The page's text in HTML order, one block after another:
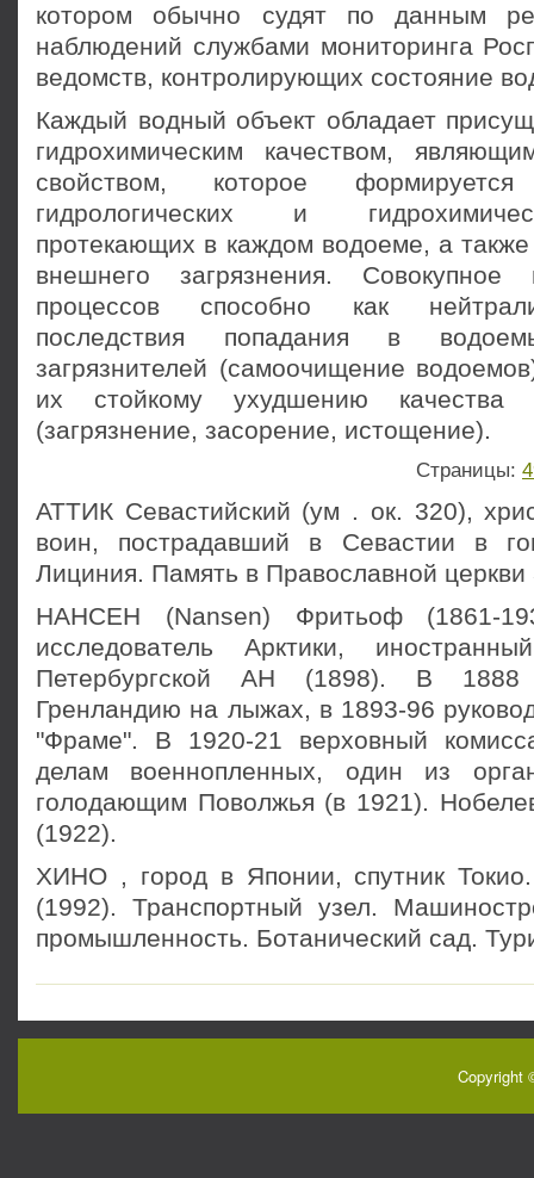
котором обычно судят по данным
наблюдений службами мониторинга
ведомств, контролирующих состояние
Каждый водный объект обладает
гидрохимическим качеством,
свойством, которое
гидрологических и
протекающих в каждом водоеме, а также
внешнего загрязнения. Совокупное
процессов способно как
последствия попадания в
загрязнителей (самоочищение
их стойкому ухудшению качества
(загрязнение, засорение, истощение).
Страницы:
АТТИК Севастийский (ум . ок. 320),
воин, пострадавший в Севастии в
Лициния. Память в Православной церкви
НАНСЕН (Nansen) Фритьоф (1861-
исследователь Арктики,
Петербургской АН (1898). В 1888
Гренландию на лыжах, в 1893-96
"Фраме". В 1920-21 верховный
делам военнопленных, один из
голодающим Поволжья (в 1921).
(1922).
ХИНО , город в Японии, спутник
(1992). Транспортный узел.
промышленность. Ботанический сад.
Copyright